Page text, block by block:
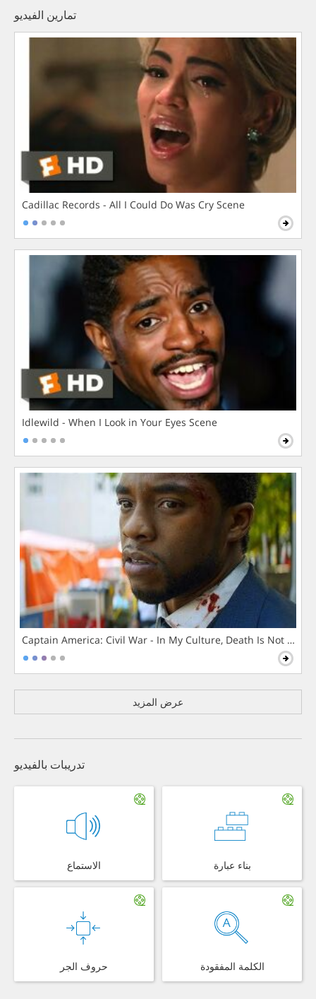
تمارين الفيديو
Cadillac Records - All I Could Do Was Cry Scene
Idlewild - When I Look in Your Eyes Scene
Captain America: Civil War - In My Culture, Death Is Not The
عرض المزيد
تدريبات بالفيديو
الاستماع بناء عبارة
حروف الجر الكلمة المفقودة